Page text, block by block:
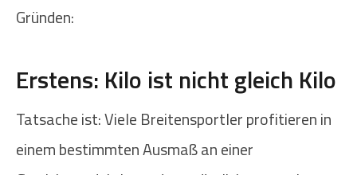
Gründen:
Erstens: Kilo ist nicht gleich Kilo
Tatsache ist: Viele Breitensportler profitieren in
einem bestimmten Ausmaß an einer